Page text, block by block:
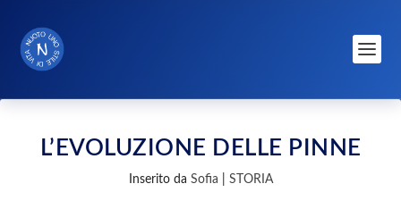
L’EVOLUZIONE DELLE PINNE
Inserito da Sofia STORIA